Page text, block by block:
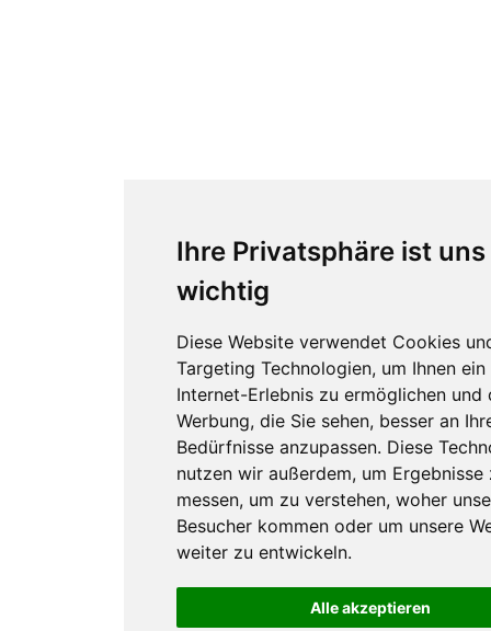
Ihre Privatsphäre ist uns
wichtig
Diese Website verwendet Cookies
Targeting Technologien, um Ihnen ein
Internet-Erlebnis zu ermöglichen und
Werbung, die Sie sehen, besser an
Bedürfnisse anzupassen. Diese
nutzen wir außerdem, um Ergebnisse
messen, um zu verstehen, woher
Besucher kommen oder um unsere
weiter zu entwickeln.
Alle akzeptieren